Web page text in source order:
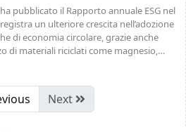
pubblicato il Rapporto annuale ESG nel
un ulteriore crescita nell’adozione
di economia circolare, grazie anche
di materiali riciclati come magnesio,…
Next